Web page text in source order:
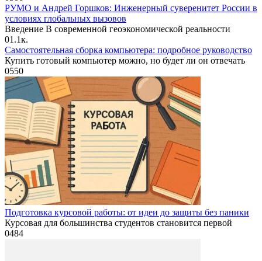
РУМО и Андрей Горшков: Инженерный суверенитет России в
условиях глобальных вызовов
Введение В современной геоэкономической реальности
01.1к.
Самостоятельная сборка компьютера: подробное руководство
Купить готовый компьютер можно, но будет ли он отвечать
0550
Подготовка курсовой работы: от идеи до защиты без паники
Курсовая для большинства студентов становится первой
0484